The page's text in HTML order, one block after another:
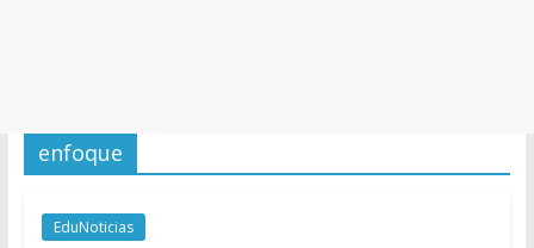
enfoque
EduNoticias